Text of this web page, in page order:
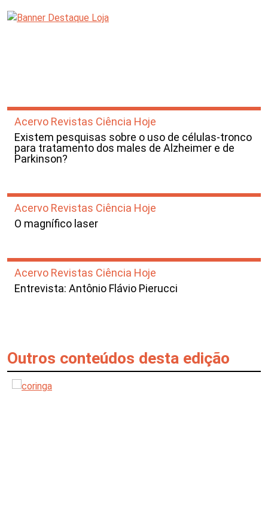
Acervo Revistas Ciência Hoje
Existem pesquisas sobre o uso de células-tronco
para tratamento dos males de Alzheimer e de
Parkinson?
Acervo Revistas Ciência Hoje
O magnífico laser
Acervo Revistas Ciência Hoje
Entrevista: Antônio Flávio Pierucci
Outros conteúdos desta edição